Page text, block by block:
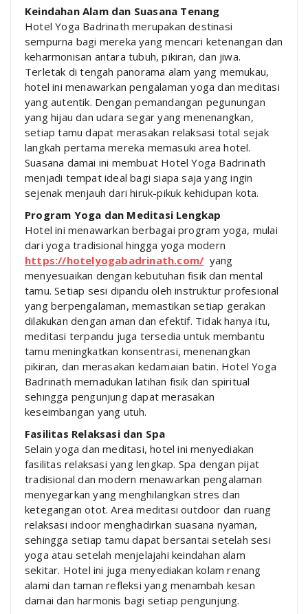
Keindahan Alam dan Suasana Tenang
Hotel Yoga Badrinath merupakan destinasi
sempurna bagi mereka yang mencari ketenangan dan
keharmonisan antara tubuh, pikiran, dan jiwa.
Terletak di tengah panorama alam yang memukau,
hotel ini menawarkan pengalaman yoga dan meditasi
yang autentik. Dengan pemandangan pegunungan
yang hijau dan udara segar yang menenangkan,
setiap tamu dapat merasakan relaksasi total sejak
langkah pertama mereka memasuki area hotel.
Suasana damai ini membuat Hotel Yoga Badrinath
menjadi tempat ideal bagi siapa saja yang ingin
sejenak menjauh dari hiruk-pikuk kehidupan kota.
Program Yoga dan Meditasi Lengkap
Hotel ini menawarkan berbagai program yoga, mulai
dari yoga tradisional hingga yoga modern
https://hotelyogabadrinath.com/ yang
menyesuaikan dengan kebutuhan fisik dan mental
tamu. Setiap sesi dipandu oleh instruktur profesional
yang berpengalaman, memastikan setiap gerakan
dilakukan dengan aman dan efektif. Tidak hanya itu,
meditasi terpandu juga tersedia untuk membantu
tamu meningkatkan konsentrasi, menenangkan
pikiran, dan merasakan kedamaian batin. Hotel Yoga
Badrinath memadukan latihan fisik dan spiritual
sehingga pengunjung dapat merasakan
keseimbangan yang utuh.
Fasilitas Relaksasi dan Spa
Selain yoga dan meditasi, hotel ini menyediakan
fasilitas relaksasi yang lengkap. Spa dengan pijat
tradisional dan modern menawarkan pengalaman
menyegarkan yang menghilangkan stres dan
ketegangan otot. Area meditasi outdoor dan ruang
relaksasi indoor menghadirkan suasana nyaman,
sehingga setiap tamu dapat bersantai setelah sesi
yoga atau setelah menjelajahi keindahan alam
sekitar. Hotel ini juga menyediakan kolam renang
alami dan taman refleksi yang menambah kesan
damai dan harmonis bagi setiap pengunjung.